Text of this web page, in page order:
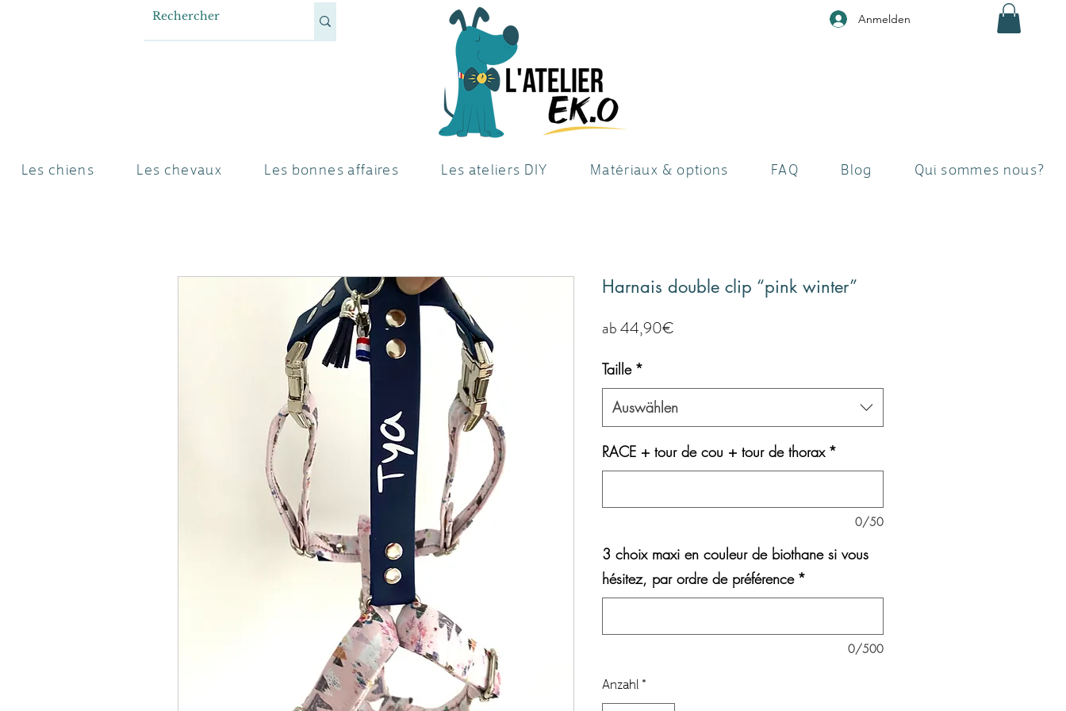
Anmelden
Les chiens Les chevaux Les bonnes affaires Les ateliers DIY Matériaux & options FAQ Blog Qui sommes nous?
Harnais double clip “pink winter”
ab44,90€
Taille *
Auswählen
RACE + tour de cou + tour de thorax *
0/50
3 choix maxi en couleur de biothane si vous
hésitez, par ordre de préférence *
0/500
Anzahl*